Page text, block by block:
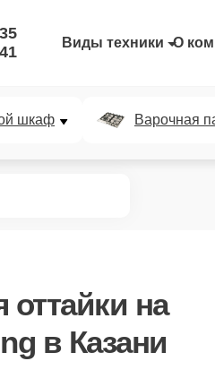
Виды техники О
шкаф Варочная
оттайки на
в Казани